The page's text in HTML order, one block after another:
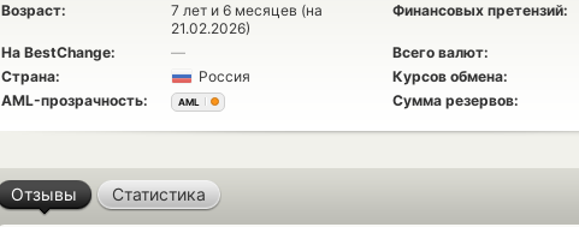
Возраст:
7 лет и 6 месяцев (на
21.02.2026)
Финансовых претензий:
На BestChange: — Всего валют:
Страна:
Россия Курсов обмена:
AML-прозрачность:
AML Сумма резервов:
Отзывы Статистика